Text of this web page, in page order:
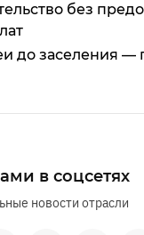
в соцсетях
новости отрасли
без
до заселения —